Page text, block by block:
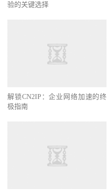
验的关键选择
解锁CN2IP：企业网络加速的终
极指南